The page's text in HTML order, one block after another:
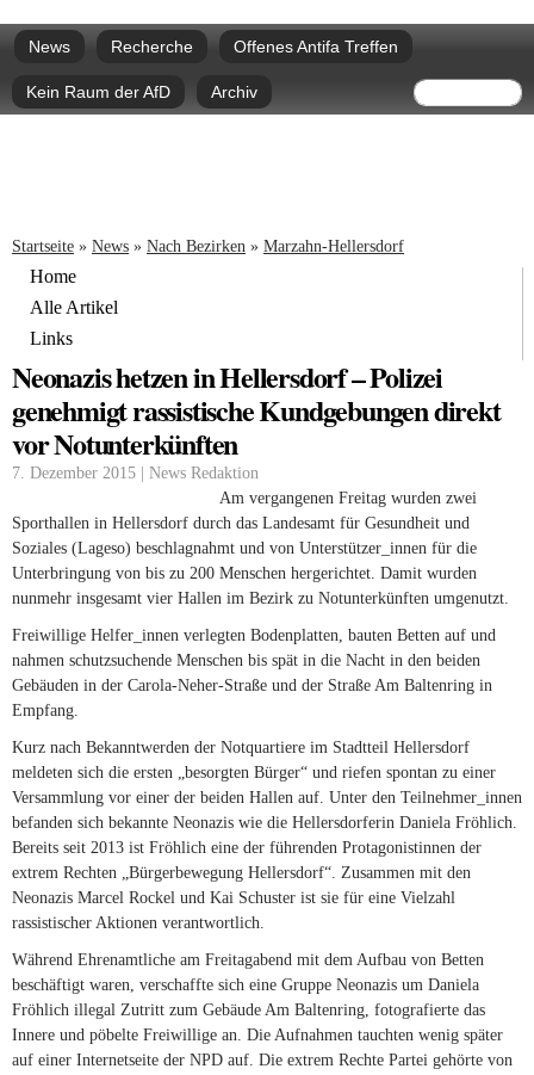
zum
Hauptmenü
News Recherche Offenes Antifa Treffen
Kein Raum der AfD Archiv Suche
Sie sind hier
Startseite » News » Nach Bezirken » Marzahn-Hellersdorf
Home
Alle Artikel
Links
Neonazis hetzen in Hellersdorf – Polizei
genehmigt rassistische Kundgebungen direkt
vor Notunterkünften
7. Dezember 2015 | News Redaktion
Am vergangenen Freitag wurden zwei
Sporthallen in Hellersdorf durch das Landesamt für Gesundheit und
Soziales (Lageso) beschlagnahmt und von Unterstützer_innen für die
Unterbringung von bis zu 200 Menschen hergerichtet. Damit wurden
nunmehr insgesamt vier Hallen im Bezirk zu Notunterkünften umgenutzt.
Freiwillige Helfer_innen verlegten Bodenplatten, bauten Betten auf und
nahmen schutzsuchende Menschen bis spät in die Nacht in den beiden
Gebäuden in der Carola-Neher-Straße und der Straße Am Baltenring in
Empfang.
Kurz nach Bekanntwerden der Notquartiere im Stadtteil Hellersdorf
meldeten sich die ersten „besorgten Bürger“ und riefen spontan zu einer
Versammlung vor einer der beiden Hallen auf. Unter den Teilnehmer_innen
befanden sich bekannte Neonazis wie die Hellersdorferin Daniela Fröhlich.
Bereits seit 2013 ist Fröhlich eine der führenden Protagonistinnen der
extrem Rechten „Bürgerbewegung Hellersdorf“. Zusammen mit den
Neonazis Marcel Rockel und Kai Schuster ist sie für eine Vielzahl
rassistischer Aktionen verantwortlich.
Während Ehrenamtliche am Freitagabend mit dem Aufbau von Betten
beschäftigt waren, verschaffte sich eine Gruppe Neonazis um Daniela
Fröhlich illegal Zutritt zum Gebäude Am Baltenring, fotografierte das
Innere und pöbelte Freiwillige an. Die Aufnahmen tauchten wenig später
auf einer Internetseite der NPD auf. Die extrem Rechte Partei gehörte von